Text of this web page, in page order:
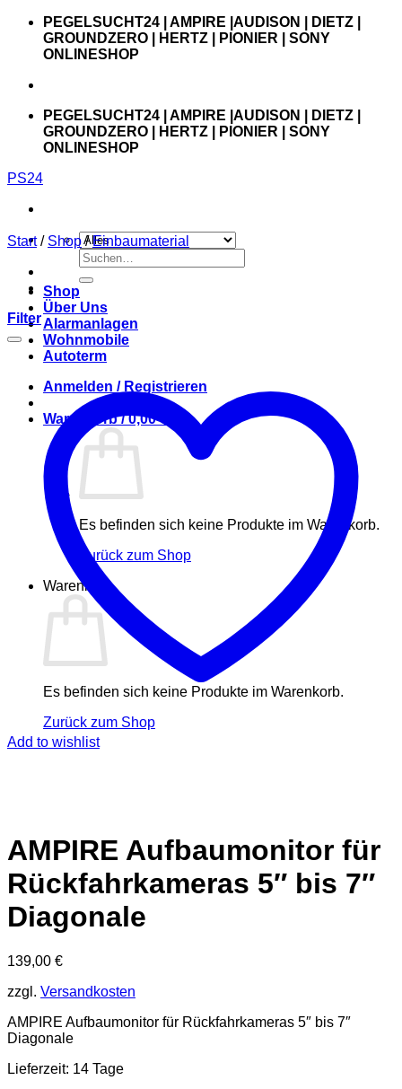
Zum
springen
PEGELSUCHT24 | AMPIRE |AUDISON | DIETZ |
GROUNDZERO | HERTZ | PIONIER | SONY
ONLINESHOP
PEGELSUCHT24 | AMPIRE |AUDISON | DIETZ |
GROUNDZERO | HERTZ | PIONIER | SONY
ONLINESHOP
PS24
Suchen
nach:
Shop
Über Uns
Alarmanlagen
Wohnmobile
Autoterm
Anmelden / Registrieren
Warenkorb /0,00€
Es befinden sich keine Produkte im Warenkorb.
Zurück zum Shop
Warenkorb
Es befinden sich keine Produkte im Warenkorb.
Zurück zum Shop
Start / Shop / Einbaumaterial
Filter
Add to wishlist
AMPIRE Aufbaumonitor für
Rückfahrkameras 5″ bis 7″
Diagonale
139,00 €
zzgl. Versandkosten
AMPIRE Aufbaumonitor für Rückfahrkameras 5″ bis 7″
Diagonale
Lieferzeit: 14 Tage